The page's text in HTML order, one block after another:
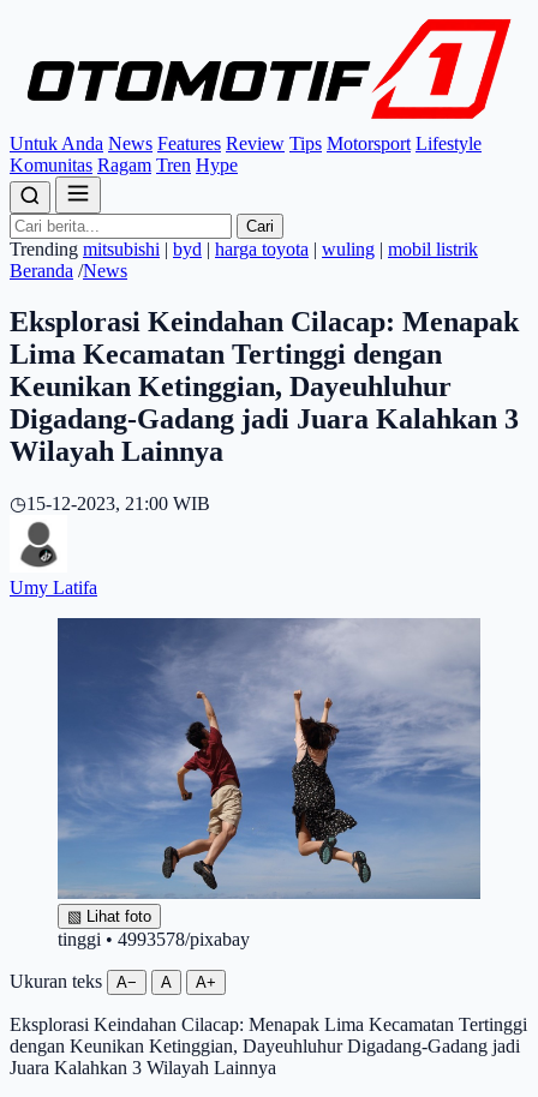
Untuk Anda News Features Review Tips Motorsport Lifestyle
Komunitas Ragam Tren Hype
Cari
Trending mitsubishi | byd | harga toyota | wuling | mobil listrik
Beranda /News
Eksplorasi Keindahan Cilacap: Menapak
Lima Kecamatan Tertinggi dengan
Keunikan Ketinggian, Dayeuhluhur
Digadang-Gadang jadi Juara Kalahkan 3
Wilayah Lainnya
◷15-12-2023, 21:00 WIB
Umy Latifa
▧ Lihat foto
tinggi • 4993578/pixabay
Ukuran teks A− A A+
Eksplorasi Keindahan Cilacap: Menapak Lima Kecamatan Tertinggi
dengan Keunikan Ketinggian, Dayeuhluhur Digadang-Gadang jadi
Juara Kalahkan 3 Wilayah Lainnya